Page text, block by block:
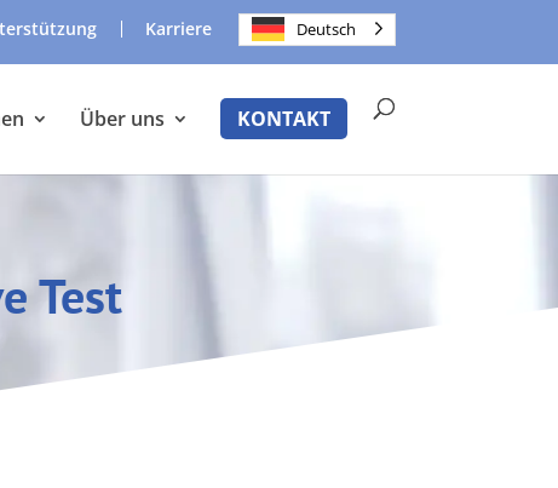
Karriere Deutsch
Über uns KONTAKT
Test